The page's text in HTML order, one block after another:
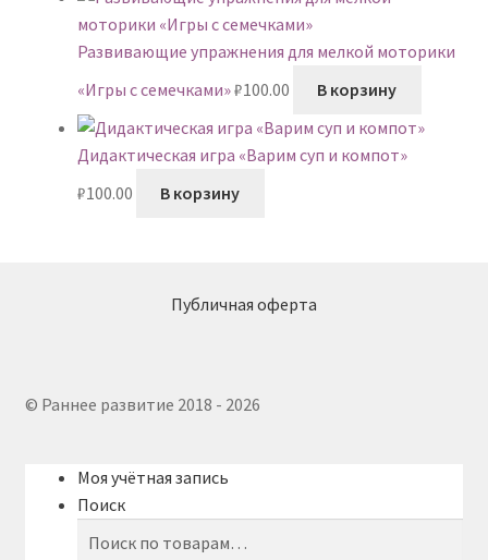
Развивающие упражнения для мелкой моторики
«Игры с семечками»₽100.00 В корзину
Дидактическая игра «Варим суп и компот»
₽100.00 В корзину
Публичная оферта
© Раннее развитие 2018 - 2026
Моя учётная запись
Поиск